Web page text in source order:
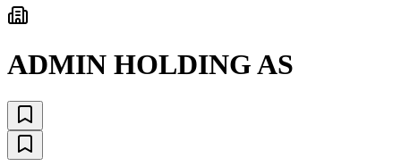
ADMIN HOLDING AS